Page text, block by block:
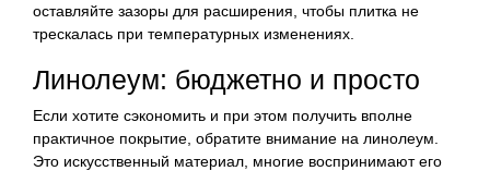
оставляйте зазоры для расширения, чтобы плитка не
трескалась при температурных изменениях.
Линолеум: бюджетно и просто
Если хотите сэкономить и при этом получить вполне
практичное покрытие, обратите внимание на линолеум.
Это искусственный материал, многие воспринимают его